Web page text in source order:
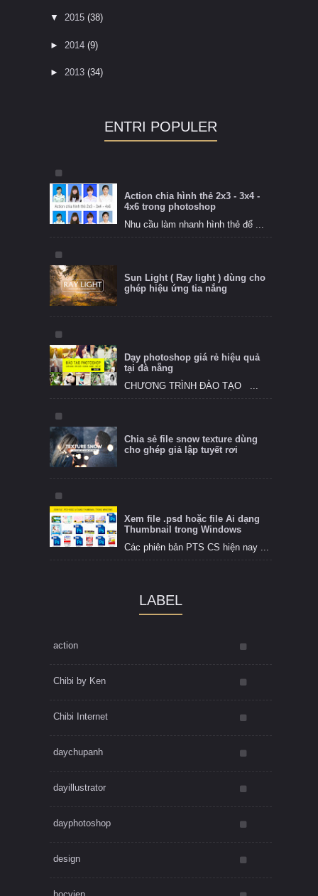
▼ 2015 (38)
► 2014 (9)
► 2013 (34)
ENTRI POPULER
Action chia hình thẻ 2x3 - 3x4 -
4x6 trong photoshop
Nhu cầu làm nhanh hình thẻ để ...
Sun Light ( Ray light ) dùng cho
ghép hiệu ứng tia nắng
Dạy photoshop giá rẻ hiệu quả
tại đà nẵng
CHƯƠNG TRÌNH ĐÀO TẠO ...
Chia sẻ file snow texture dùng
cho ghép giả lập tuyết rơi
Xem file .psd hoặc file Ai dạng
Thumbnail trong Windows
Các phiên bản PTS CS hiện nay ...
LABEL
action
Chibi by Ken
Chibi Internet
daychupanh
dayillustrator
dayphotoshop
design